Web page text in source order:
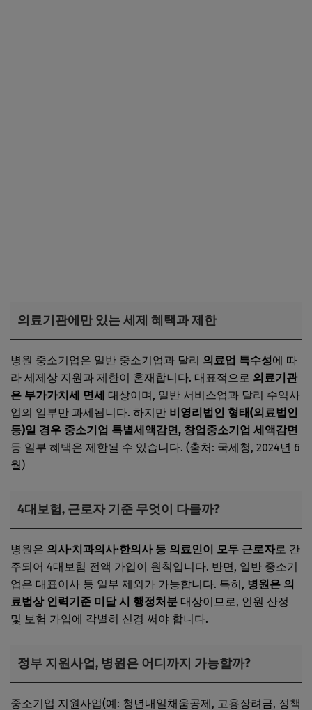
의료기관에만 있는 세제 혜택과 제한
병원 중소기업은 일반 중소기업과 달리 의료업 특수성에 따
라 세제상 지원과 제한이 혼재합니다. 대표적으로 의료기관
은 부가가치세 면세 대상이며, 일반 서비스업과 달리 수익사
업의 일부만 과세됩니다. 하지만 비영리법인 형태(의료법인
등)일 경우 중소기업 특별세액감면, 창업중소기업 세액감면
등 일부 혜택은 제한될 수 있습니다. (출처: 국세청, 2024년 6
월)
4대보험, 근로자 기준 무엇이 다를까?
병원은 의사·치과의사·한의사 등 의료인이 모두 근로자로 간
주되어 4대보험 전액 가입이 원칙입니다. 반면, 일반 중소기
업은 대표이사 등 일부 제외가 가능합니다. 특히, 병원은 의
료법상 인력기준 미달 시 행정처분 대상이므로, 인원 산정
및 보험 가입에 각별히 신경 써야 합니다.
정부 지원사업, 병원은 어디까지 가능할까?
중소기업 지원사업(예: 청년내일채움공제, 고용장려금, 정책